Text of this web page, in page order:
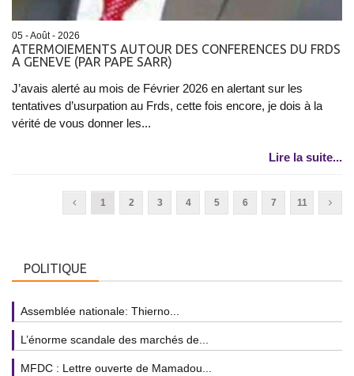
05 - Août - 2026
ATERMOIEMENTS AUTOUR DES CONFERENCES DU FRDS
A GENEVE (PAR PAPE SARR)
J’avais alerté au mois de Février 2026 en alertant sur les
tentatives d’usurpation au Frds, cette fois encore, je dois à la
vérité de vous donner les...
Lire la suite...
1 2 3 4 5 6 7 11
POLITIQUE
Assemblée nationale: Thierno...
L’énorme scandale des marchés de...
MFDC : Lettre ouverte de Mamadou...